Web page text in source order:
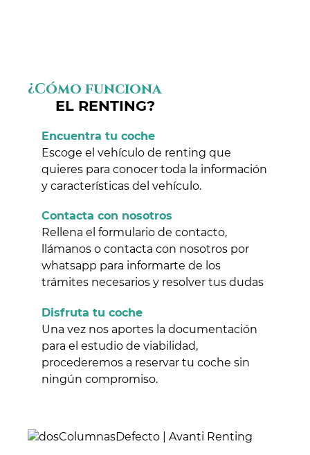
¿Cómo funciona
EL RENTING?
Encuentra tu coche
Escoge el vehículo de renting que
quieres para conocer toda la información
y características del vehículo.
Contacta con nosotros
Rellena el formulario de contacto,
llámanos o contacta con nosotros por
whatsapp para informarte de los
trámites necesarios y resolver tus dudas
Disfruta tu coche
Una vez nos aportes la documentación
para el estudio de viabilidad,
procederemos a reservar tu coche sin
ningún compromiso.